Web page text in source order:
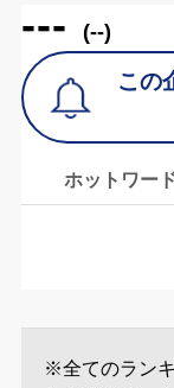
--- (--)
この
ホットワー
※全てのラン